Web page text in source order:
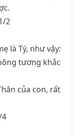
2
là Tý, như vậy:
tương khắc
của con, rất